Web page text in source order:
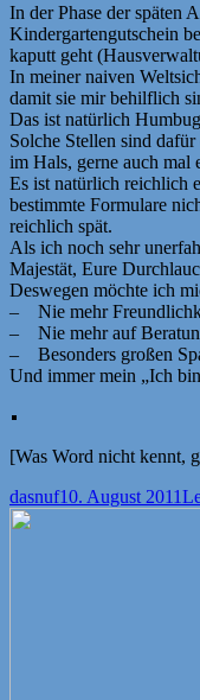
In der Phase der späten
Kindergartengutschein
kaputt geht
In meiner naiven
damit sie mir behilflich
Das ist natürlich
Solche Stellen sind
im Hals, gerne auch mal
Es ist natürlich reichlich
bestimmte Formulare
reichlich spät.
Als ich noch sehr
Majestät, Eure
Deswegen möchte ich
– Nie mehr
– Nie mehr auf
– Besonders großen
Und immer mein „Ich
[Was Word nicht kennt,
Autor
dasnufVeröffentlicht
10. August 2011